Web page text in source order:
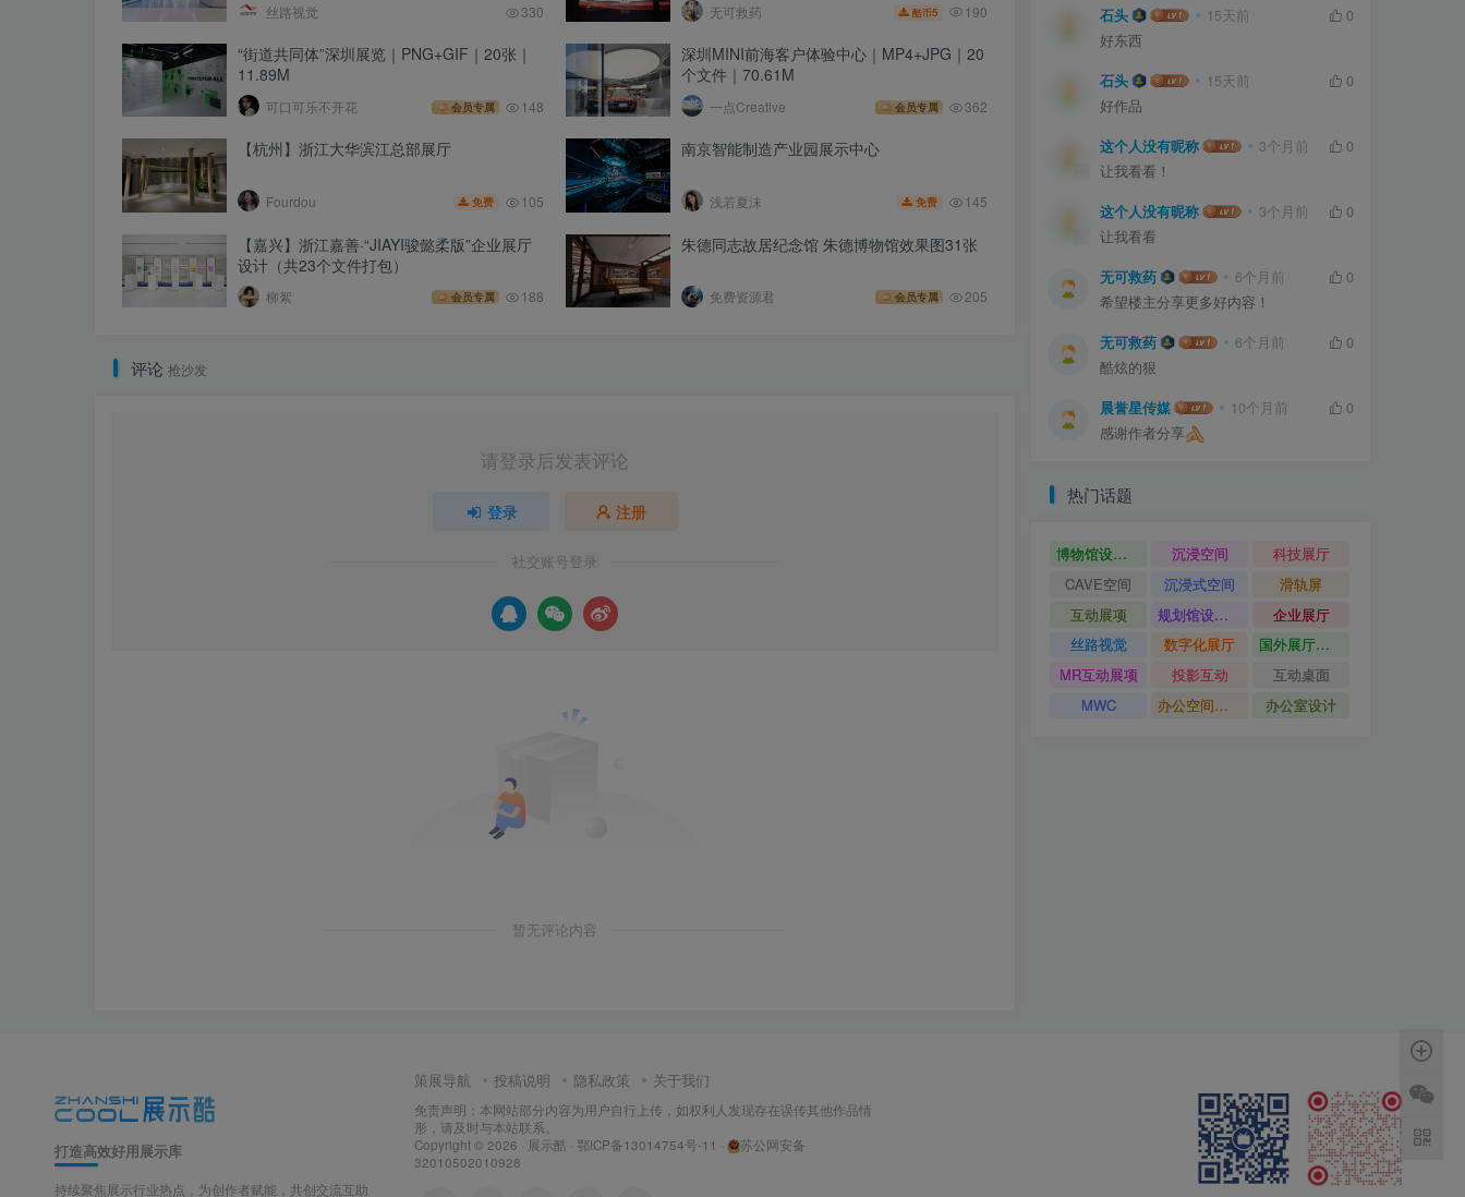
丝路视觉 330 无可救药 酷币5 190
“街道共同体”深圳展览｜PNG+GIF｜20张｜
11.89M
可口可乐不开花 会员专属 148
深圳MINI前海客户体验中心｜MP4+JPG｜20
个文件｜70.61M
一点Creative 会员专属 362
【杭州】浙江大华滨江总部展厅
Fourdou 免费 105
南京智能制造产业园展示中心
浅若夏沫 免费 145
【嘉兴】浙江嘉善·“JIAYI骏懿柔版”企业展厅
设计（共23个文件打包）
柳絮 会员专属 188
朱德同志故居纪念馆 朱德博物馆效果图31张
免费资源君 会员专属 205
评论 抢沙发
请登录后发表评论
登录 注册
社交账号登录
暂无评论内容
石头 15天前
0
好东西
石头 15天前
0
好作品
这个人没有昵称 3个月前
0
让我看看！
这个人没有昵称 3个月前
0
让我看看
无可救药 6个月前
0
希望楼主分享更多好内容！
无可救药 6个月前
0
酷炫的狠
晨誉星传媒 10个月前
0
感谢作者分享
热门话题
博物馆设计方案 沉浸空间
科技展厅
CAVE空间
沉浸式空间
滑轨屏
互动展项
规划馆设计方案
企业展厅
丝路视觉
数字化展厅
国外展厅案例
MR互动展项
投影互动
互动桌面
MWC
办公空间设计 办公室设计
打造高效好用展示库
持续聚焦展示行业热点，为创作者赋能，共创交流互助
策展导航 投稿说明 隐私政策 关于我们
免责声明：本网站部分内容为用户自行上传，如权利人发现存在误传其他作品情
形，请及时与本站联系。
Copyright © 2026 · 展示酷 · 鄂ICP备13014754号-11 ·
苏公网安备
32010502010928